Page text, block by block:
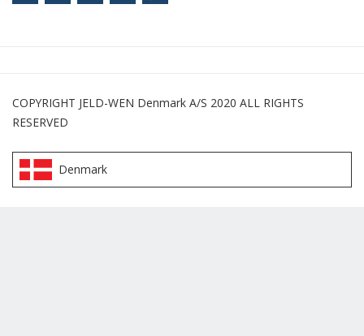
COPYRIGHT JELD-WEN Denmark A/S 2020 ALL RIGHTS
RESERVED
Denmark